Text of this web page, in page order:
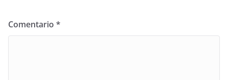
Comentario *